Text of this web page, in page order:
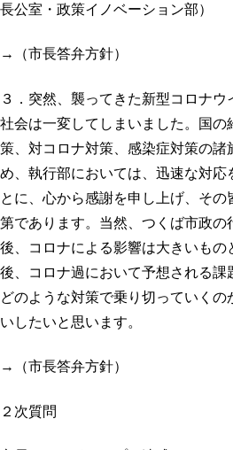
長公室・政策イノベーション部）
→（市長答弁方針）
３．突然、襲ってきた新型コロナ
社会は一変してしまいました。国の
策、対コロナ対策、感染症対策の諸
め、執行部においては、迅速な対応
とに、心から感謝を申し上げ、そ
第であります。当然、つくば市政の
後、コロナによる影響は大きいもの
後、コロナ過において予想される課
どのような対策で乗り切っていくの
いしたいと思います。
→（市長答弁方針）
２次質問